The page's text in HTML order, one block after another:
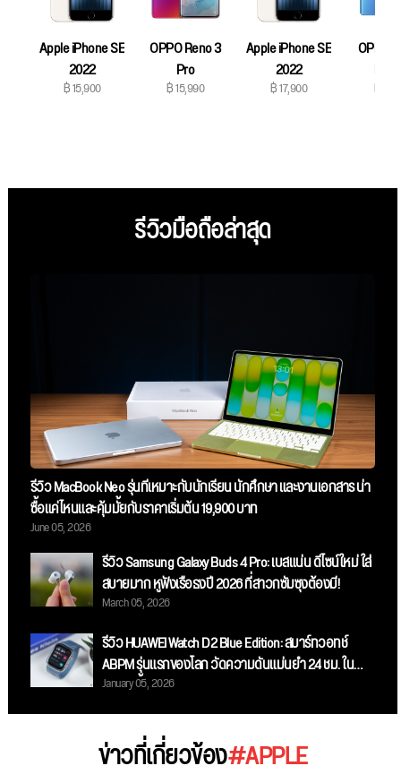
Apple iPhone SE
2022
฿ 15,900
OPPO Reno 3
Pro
฿ 15,990
Apple iPhone SE
2022
฿ 17,900
OPPO
฿
รีวิวมือถือล่าสุด
รีวิว MacBook Neo รุ่นที่เหมาะกับนักเรียน นักศึกษา และงานเอกสาร น่า
ซื้อแค่ไหนและคุ้มมั้ยกับราคาเริ่มต้น 19,900 บาท
June 05, 2026
รีวิว Samsung Galaxy Buds 4 Pro: เบสแน่น ดีไซน์ใหม่ ใส่
สบายมาก หูฟังเรือธงปี 2026 ที่สาวกซัมซุงต้องมี!
March 05, 2026
รีวิว HUAWEI Watch D2 Blue Edition: สมาร์ทวอทช์
ABPM รุ่นแรกของโลก วัดความดันแม่นยำ 24 ชม. ใน
ดีไซน์สีน้ำเงินสุดสปอร์ต!
January 05, 2026
ข่าวที่เกี่ยวข้อง#APPLE